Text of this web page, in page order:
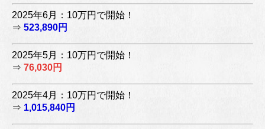
2025年6月：10万円で開始！
⇒ 523,890円
2025年5月：10万円で開始！
⇒ 76,030円
2025年4月：10万円で開始！
⇒ 1,015,840円